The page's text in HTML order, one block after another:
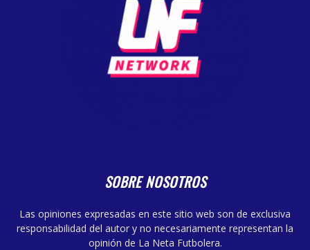
SOBRE NOSOTROS
Las opiniones expresadas en este sitio web son de exclusiva
responsabilidad del autor y no necesariamente representan la
opinión de La Neta Futbolera.